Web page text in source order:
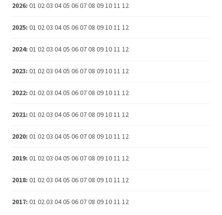
2026: 01 0203 0405 060708 091011 12
2025: 01 0203 0405 060708 091011 12
2024: 01 0203 0405 060708 091011 12
2023: 01 0203 0405 060708 091011 12
2022: 01 0203 0405 060708 091011 12
2021: 01 0203 0405 060708 091011 12
2020: 01 0203 0405 060708 091011 12
2019: 01 0203 0405 060708 091011 12
2018: 01 0203 0405 060708 091011 12
2017: 01 0203 0405 060708 091011 12